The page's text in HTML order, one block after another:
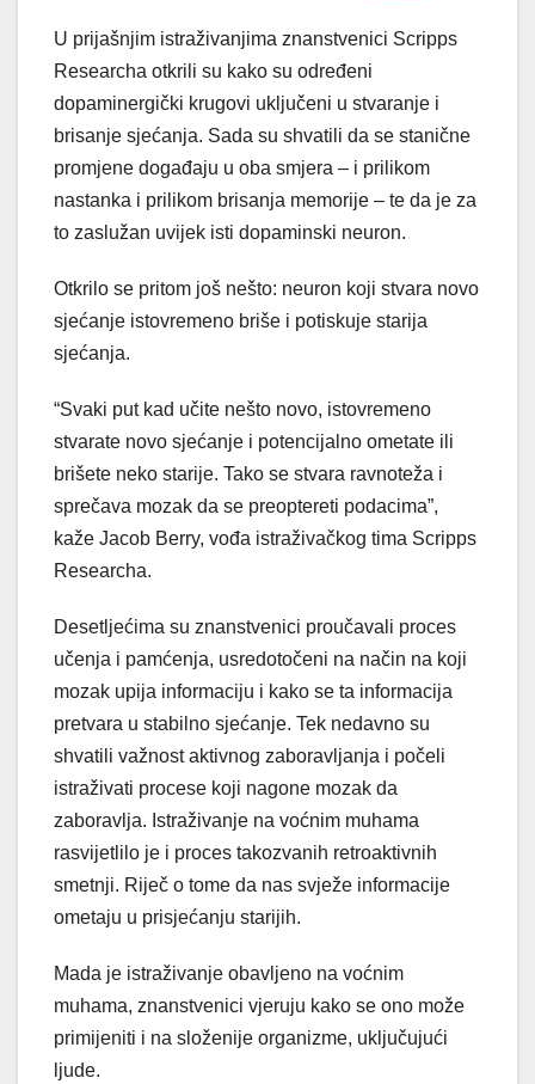
U prijašnjim istraživanjima znanstvenici Scripps
Researcha otkrili su kako su određeni
dopaminergički krugovi uključeni u stvaranje i
brisanje sjećanja. Sada su shvatili da se stanične
promjene događaju u oba smjera – i prilikom
nastanka i prilikom brisanja memorije – te da je za
to zaslužan uvijek isti dopaminski neuron.
Otkrilo se pritom još nešto: neuron koji stvara novo
sjećanje istovremeno briše i potiskuje starija
sjećanja.
“Svaki put kad učite nešto novo, istovremeno
stvarate novo sjećanje i potencijalno ometate ili
brišete neko starije. Tako se stvara ravnoteža i
sprečava mozak da se preoptereti podacima”,
kaže Jacob Berry, vođa istraživačkog tima Scripps
Researcha.
Desetljećima su znanstvenici proučavali proces
učenja i pamćenja, usredotočeni na način na koji
mozak upija informaciju i kako se ta informacija
pretvara u stabilno sjećanje. Tek nedavno su
shvatili važnost aktivnog zaboravljanja i počeli
istraživati procese koji nagone mozak da
zaboravlja. Istraživanje na voćnim muhama
rasvijetlilo je i proces takozvanih retroaktivnih
smetnji. Riječ o tome da nas svježe informacije
ometaju u prisjećanju starijih.
Mada je istraživanje obavljeno na voćnim
muhama, znanstvenici vjeruju kako se ono može
primijeniti i na složenije organizme, uključujući
ljude.